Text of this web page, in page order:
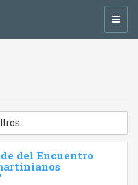
del Encuentro